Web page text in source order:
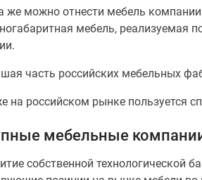
же можно отнести мебель компании
мебель, реализуемая
часть российских мебельных
на российском рынке пользуется
мебельные
собственной технологической